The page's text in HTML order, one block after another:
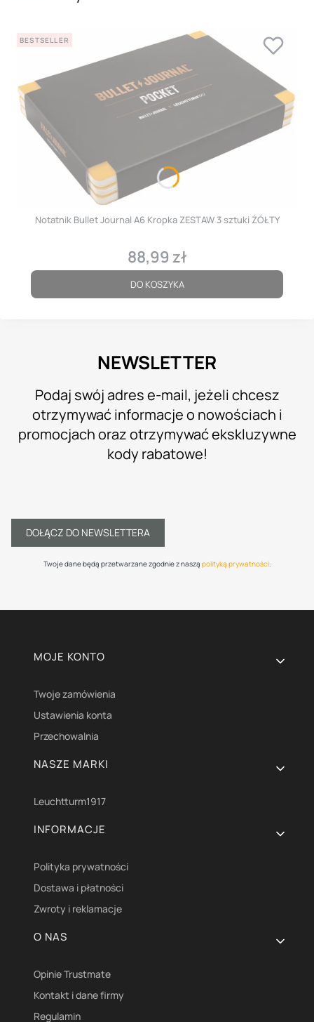
BESTSELLER
Notatnik Bullet Journal A6 Kropka ZESTAW 3 sztuki ŻÓŁTY
Cena
88,99 zł
DO KOSZYKA
NEWSLETTER
Podaj swój adres e-mail, jeżeli chcesz
otrzymywać informacje o nowościach i
promocjach oraz otrzymywać ekskluzywne
kody rabatowe!
DOŁĄCZ DO NEWSLETTERA
Twoje dane będą przetwarzane zgodnie z naszą polityką prywatności.
Linki w stopce
MOJE KONTO
Twoje zamówienia
Ustawienia konta
Przechowalnia
NASZE MARKI
Leuchtturm1917
INFORMACJE
Polityka prywatności
Dostawa i płatności
Zwroty i reklamacje
O NAS
Opinie Trustmate
Kontakt i dane firmy
Regulamin